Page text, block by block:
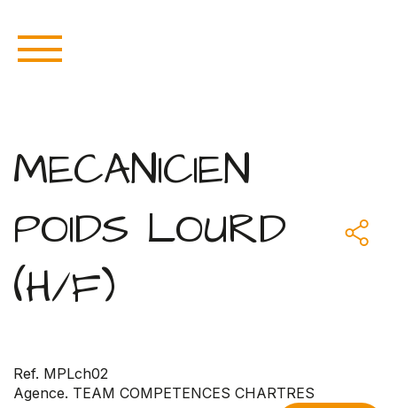
MECANICIEN
POIDS LOURD
(H/F)
Ref. MPLch02
Agence. TEAM COMPETENCES CHARTRES